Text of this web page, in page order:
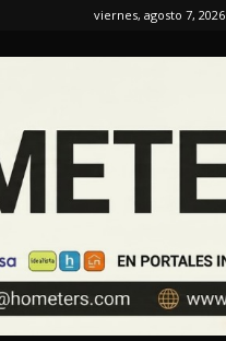
viernes, agosto 7, 2026